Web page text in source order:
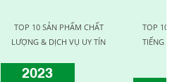
TOP 10 SẢN PHẨM CHẤT
LƯỢNG & DỊCH VỤ UY TÍN
2023
TOP 10
TIẾNG